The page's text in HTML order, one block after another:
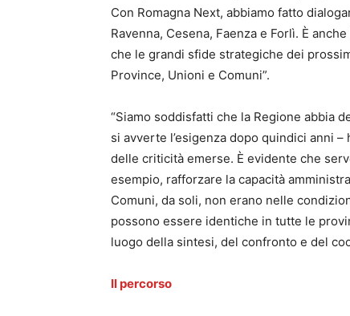
Con Romagna Next, abbiamo fatto
Ravenna, Cesena, Faenza e Forlì. È
che le grandi sfide strategiche dei
Province, Unioni e Comuni”.
“Siamo soddisfatti che la Regione abbia
si avverte l’esigenza dopo quindici anni –
delle criticità emerse. È evidente che
esempio, rafforzare la capacità
Comuni, da soli, non erano nelle
possono essere identiche in tutte le
luogo della sintesi, del confronto e del
Il percorso